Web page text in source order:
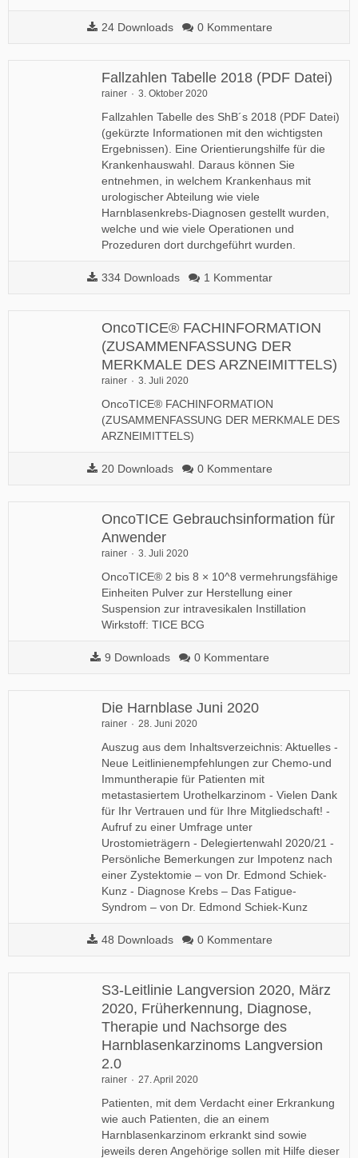
24 Downloads 0 Kommentare
Fallzahlen Tabelle 2018 (PDF Datei)
rainer 3. Oktober 2020
Fallzahlen Tabelle des ShB´s 2018 (PDF Datei)
(gekürzte Informationen mit den wichtigsten
Ergebnissen). Eine Orientierungshilfe für die
Krankenhauswahl. Daraus können Sie
entnehmen, in welchem Krankenhaus mit
urologischer Abteilung wie viele
Harnblasenkrebs-Diagnosen gestellt wurden,
welche und wie viele Operationen und
Prozeduren dort durchgeführt wurden.
334 Downloads 1 Kommentar
OncoTICE® FACHINFORMATION
(ZUSAMMENFASSUNG DER
MERKMALE DES ARZNEIMITTELS)
rainer 3. Juli 2020
OncoTICE® FACHINFORMATION
(ZUSAMMENFASSUNG DER MERKMALE DES
ARZNEIMITTELS)
20 Downloads 0 Kommentare
OncoTICE Gebrauchsinformation für
Anwender
rainer 3. Juli 2020
OncoTICE® 2 bis 8 × 10^8 vermehrungsfähige
Einheiten Pulver zur Herstellung einer
Suspension zur intravesikalen Instillation
Wirkstoff: TICE BCG
9 Downloads 0 Kommentare
Die Harnblase Juni 2020
rainer 28. Juni 2020
Auszug aus dem Inhaltsverzeichnis: Aktuelles -
Neue Leitlinienempfehlungen zur Chemo-und
Immuntherapie für Patienten mit
metastasiertem Urothelkarzinom - Vielen Dank
für Ihr Vertrauen und für Ihre Mitgliedschaft! -
Aufruf zu einer Umfrage unter
Urostomieträgern - Delegiertenwahl 2020/21 -
Persönliche Bemerkungen zur Impotenz nach
einer Zystektomie – von Dr. Edmond Schiek-
Kunz - Diagnose Krebs – Das Fatigue-
Syndrom – von Dr. Edmond Schiek-Kunz
48 Downloads 0 Kommentare
S3-Leitlinie Langversion 2020, März
2020, Früherkennung, Diagnose,
Therapie und Nachsorge des
Harnblasenkarzinoms Langversion
2.0
rainer 27. April 2020
Patienten, mit dem Verdacht einer Erkrankung
wie auch Patienten, die an einem
Harnblasenkarzinom erkrankt sind sowie
jeweils deren Angehörige sollen mit Hilfe dieser